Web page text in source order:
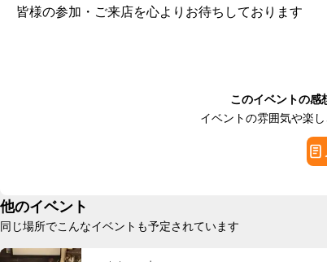
皆様の参加・ご来店を心よりお待ちしております
このイベントの感
イベントの雰囲気や楽
他のイベント
同じ場所でこんなイベントも予定されています